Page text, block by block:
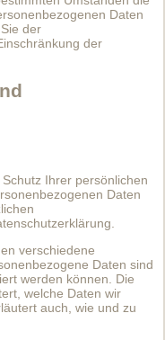
Daten
der
der
Ihrer persönlichen
Daten
verschiedene
Daten sind
werden können. Die
welche Daten wir
auch, wie und zu